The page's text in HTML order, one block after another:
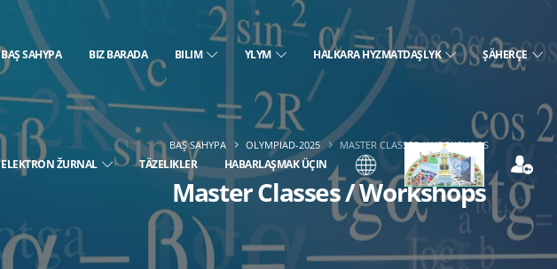
BAŞ SAHYPA BIZ BARADA BILIM YLYM HALKARA HYZMATDAŞLYK ŞÄHERÇE
ELEKTRON ŽURNAL TÄZELIKLER HABARLAŞMAK ÜÇIN
Master Classes / Workshops
BAŞ SAHYPA OLYMPIAD-2025 MASTER CLASSES / WORKSHOPS